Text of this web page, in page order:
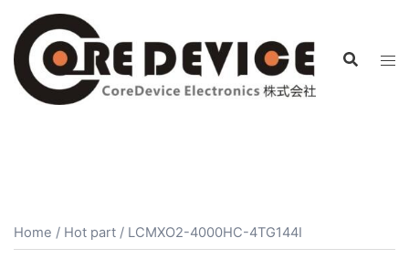
Home / Hot part / LCMXO2-4000HC-4TG144I